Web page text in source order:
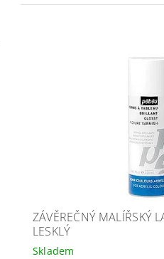
ZÁVĚREČNÝ MALÍŘSKÝ
LESKLÝ
Skladem